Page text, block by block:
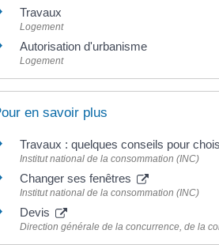
Travaux
Logement
Autorisation d'urbanisme
Logement
en savoir plus
Travaux : quelques conseils pour
Institut national de la consommation (INC)
Changer ses fenêtres
Institut national de la consommation (INC)
Devis
Direction générale de la concurrence, de la